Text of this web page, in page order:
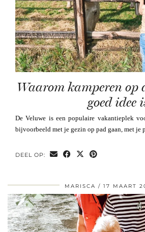
Waarom kamperen op
goed idee
De Veluwe is een populaire vakantieplek
bijvoorbeeld met je gezin op pad gaan, met
DEEL OP:
MARISCA 17 MAART